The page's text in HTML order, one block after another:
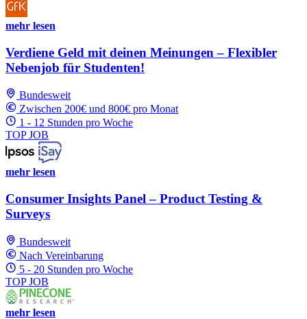
mehr lesen
Verdiene Geld mit deinen Meinungen – Flexibler
Nebenjob für Studenten!
Bundesweit
Zwischen 200€ und 800€ pro Monat
1 - 12 Stunden pro Woche
TOP JOB
mehr lesen
Consumer Insights Panel – Product Testing &
Surveys
Bundesweit
Nach Vereinbarung
5 - 20 Stunden pro Woche
TOP JOB
mehr lesen